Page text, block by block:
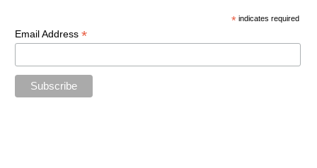
* indicates required
Email Address *